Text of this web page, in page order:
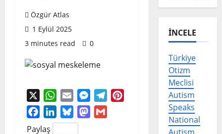
Özgür Atlas
1 Eylül 2025
3 minutes read
0
WhatsApp
Email Messenger
Telegram
FacebookLinkedInBlueskyMastodon
Paylaş
İNCELE
Türkiye
Otizm
Meclisi
Autism
Speaks
National